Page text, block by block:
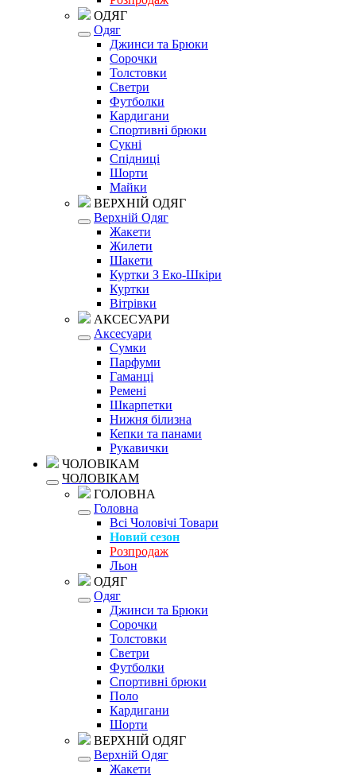
ОДЯГ
Одяг
Джинси та Брюки
Сорочки
Толстовки
Светри
Футболки
Кардигани
Спортивні брюки
Сукні
Спідниці
Шорти
Майки
ВЕРХНІЙ ОДЯГ
Верхній Одяг
Жакети
Жилети
Шакети
Куртки З Еко-Шкіри
Куртки
Вітрівки
АКСЕСУАРИ
Аксесуари
Сумки
Парфуми
Гаманці
Ремені
Шкарпетки
Нижня білизна
Кепки та панами
Рукавички
ЧОЛОВІКАМ
ЧОЛОВІКАМ
ГОЛОВНА
Головна
Всі Чоловічі Товари
Новий сезон
Розпродаж
Льон
ОДЯГ
Одяг
Джинси та Брюки
Сорочки
Толстовки
Светри
Футболки
Спортивні брюки
Поло
Кардигани
Шорти
ВЕРХНІЙ ОДЯГ
Верхній Одяг
Жакети